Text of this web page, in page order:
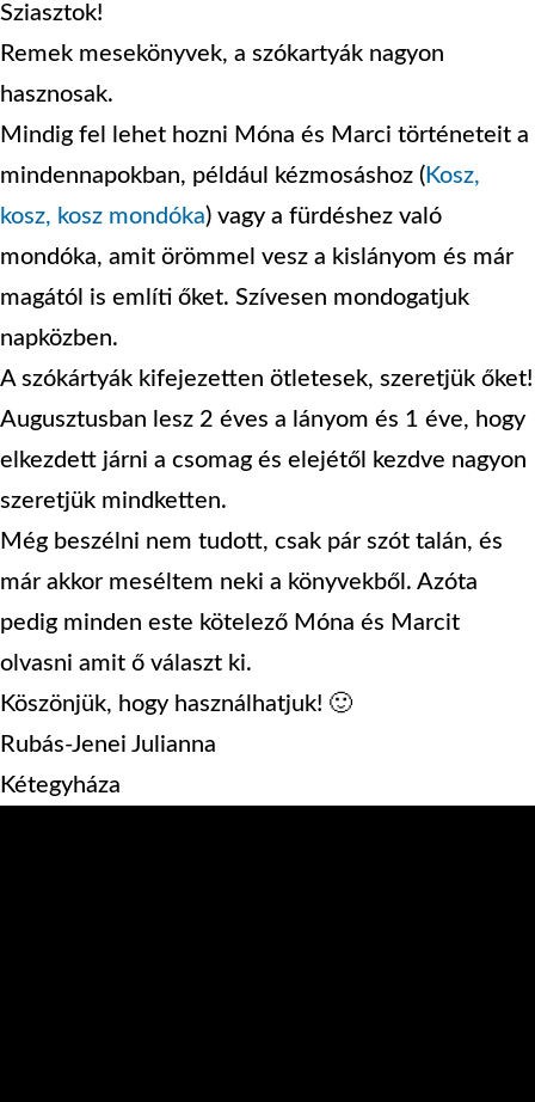
Sziasztok!
Remek mesekönyvek, a szókartyák nagyon
hasznosak.
Mindig fel lehet hozni Móna és Marci történeteit a
mindennapokban, például kézmosáshoz ( Kosz,
kosz, kosz mondóka) vagy a fürdéshez való
mondóka, amit örömmel vesz a kislányom és már
magától is említi őket. Szívesen mondogatjuk
napközben.
A szókártyák kifejezetten ötletesek, szeretjük őket!
Augusztusban lesz 2 éves a lányom és 1 éve, hogy
elkezdett járni a csomag és elejétől kezdve nagyon
szeretjük mindketten.
Még beszélni nem tudott, csak pár szót talán, és
már akkor meséltem neki a könyvekből. Azóta
pedig minden este kötelező Móna és Marcit
olvasni amit ő választ ki.
Köszönjük, hogy használhatjuk! 🙂
Rubás-Jenei Julianna
Kétegyháza